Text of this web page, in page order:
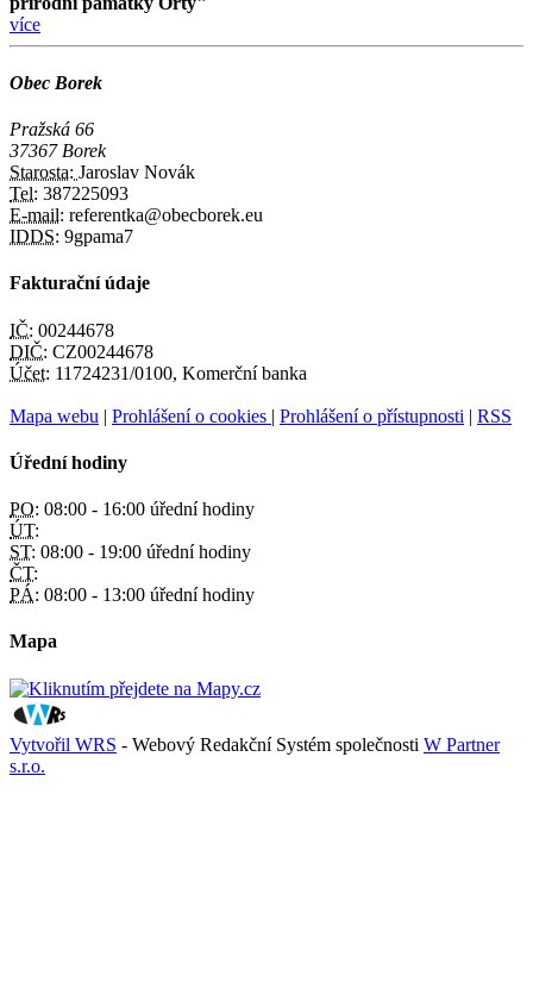
více
Obec Borek
Pražská 66
37367 Borek
Starosta: Jaroslav Novák
Tel: 387225093
E-mail: referentka@obecborek.eu
IDDS: 9gpama7
Fakturační údaje
IČ: 00244678
DIČ: CZ00244678
Účet: 11724231/0100, Komerční banka
Mapa webu | Prohlášení o cookies | Prohlášení o přístupnosti | RSS
Úřední hodiny
PO: 08:00 - 16:00 úřední hodiny
ÚT:
ST: 08:00 - 19:00 úřední hodiny
ČT:
PÁ: 08:00 - 13:00 úřední hodiny
Mapa
Vytvořil WRS - Webový Redakční Systém společnosti W Partner
s.r.o.